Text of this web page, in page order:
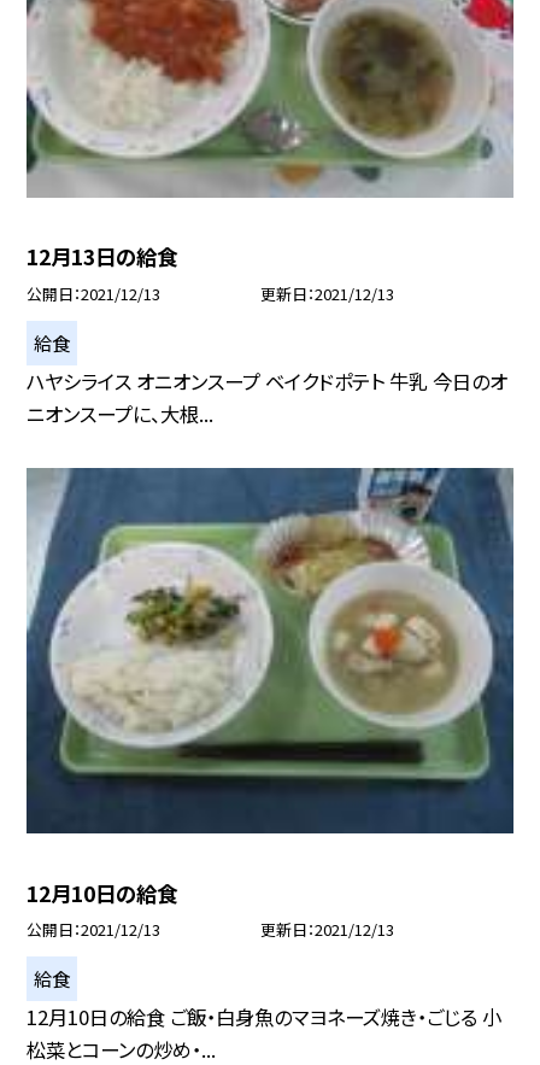
12月13日の給食
公開日 2021/12/13 更新日 2021/12/13
給食
ハヤシライス オニオンスープ ベイクドポテト 牛乳 今日のオ
ニオンスープに、大根...
12月10日の給食
公開日 2021/12/13 更新日 2021/12/13
給食
12月10日の給食 ご飯・白身魚のマヨネーズ焼き・ごじる 小
松菜とコーンの炒め・...